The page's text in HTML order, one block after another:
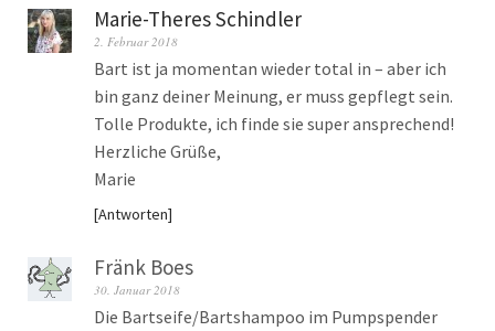
Marie-Theres Schindler
2. Februar 2018
Bart ist ja momentan wieder total in – aber ich
bin ganz deiner Meinung, er muss gepflegt sein.
Tolle Produkte, ich finde sie super ansprechend!
Herzliche Grüße,
Marie
Antworten
Fränk Boes
30. Januar 2018
Die Bartseife/Bartshampoo im Pumpspender